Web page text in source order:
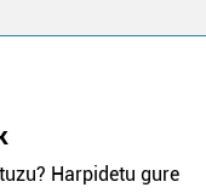
Harpidetu gure